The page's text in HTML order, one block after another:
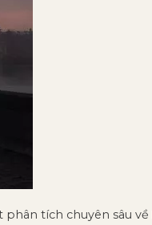
phân tích chuyên sâu về